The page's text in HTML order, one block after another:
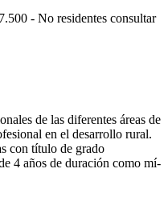
- No residentes consultar
de las diferentes áreas de
en el desarrollo rural.
con tí­tulo de grado
4 años de duración como mí­